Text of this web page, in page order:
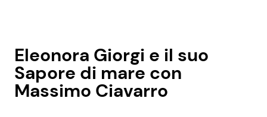
Eleonora Giorgi e il suo
Sapore di mare con
Massimo Ciavarro